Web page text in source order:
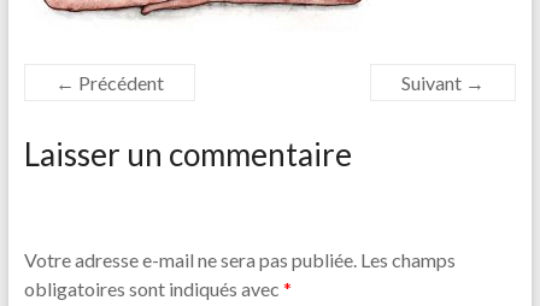
← Précédent Suivant →
Laisser un commentaire
Votre adresse e-mail ne sera pas publiée. Les champs
obligatoires sont indiqués avec *